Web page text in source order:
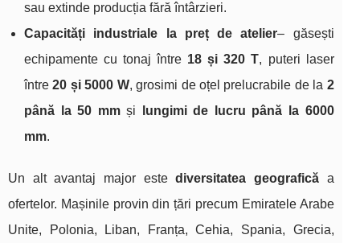
sau extinde producția fără întârzieri.
Capacități industriale la preț de atelier– găsești
echipamente cu tonaj între 18 și 320 T, puteri laser
între20 și 5000 W, grosimi de oțel prelucrabile de la 2
până la 50 mmși
lungimi de lucru până la 6000
mm.
Un alt avantaj major estediversitatea geograficăa
ofertelor. Mașinile provin din țări precum Emiratele Arabe
Unite, Polonia, Liban, Franța, Cehia, Spania, Grecia,